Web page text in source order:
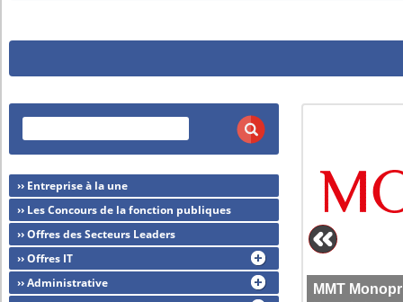
MMT
›› Entreprise à la une
›› Les Concours de la fonction publiques
›› Offres des Secteurs Leaders
›› Offres IT
›› Administrative